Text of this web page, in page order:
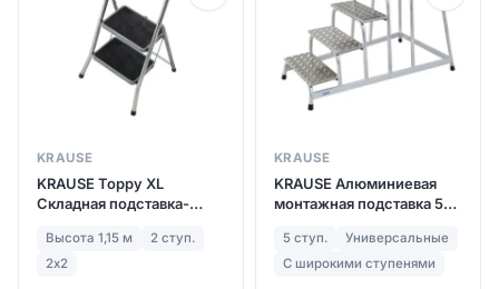
KRAUSE
KRAUSE Toppy XL
Cкладная подставка-
(арт. 130860)
Высота 1,15 м
2 ступ.
2х2
KRAUSE
KRAUSE Алюминиевая
монтажная подставка 5
5 ступ.
Универсальные
С широкими ступенями